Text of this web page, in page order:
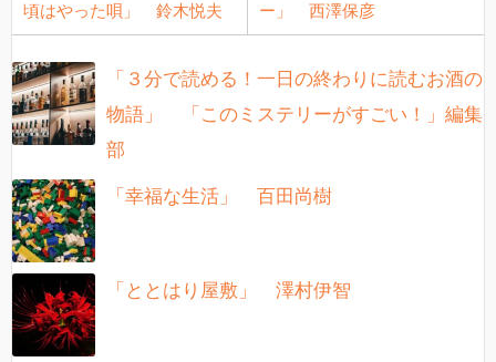
頃はやった唄」 鈴木悦夫
ー」 西澤保彦
「３分で読める！一日の終わりに読むお酒の
物語」 「このミステリーがすごい！」編集
部
「幸福な生活」 百田尚樹
「ととはり屋敷」 澤村伊智